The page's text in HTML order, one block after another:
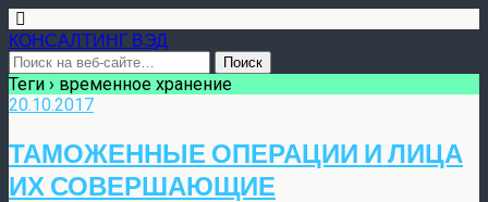
КОНСАЛТИНГ ВЭД
Теги › временное хранение
20.10.2017
ТАМОЖЕННЫЕ ОПЕРАЦИИ И ЛИЦА
ИХ СОВЕРШАЮЩИЕ